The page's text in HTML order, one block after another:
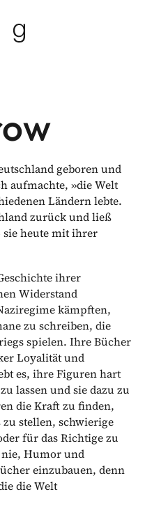
Goodreads
geboren und
aufmachte, »die Welt
Ländern lebte.
zurück und ließ
heute mit ihrer
ihrer
Widerstand
kämpften,
zu schreiben, die
spielen. Ihre Bücher
Loyalität und
es, ihre Figuren hart
lassen und sie dazu zu
die Kraft zu finden,
stellen, schwierige
für das Richtige zu
nie, Humor und
einzubauen, denn
die Welt